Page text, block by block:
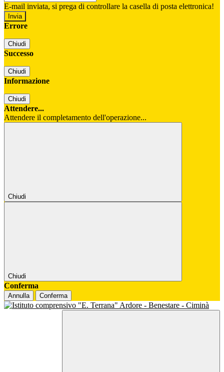
E-mail inviata, si prega di controllare la casella di posta elettronica!
Errore
Chiudi
Successo
Chiudi
Informazione
Chiudi
Attendere...
Attendere il completamento dell'operazione...
Chiudi
Chiudi
Conferma
Annulla Conferma